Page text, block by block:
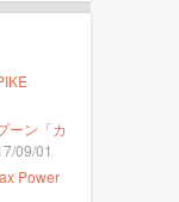
ーン「カ
09/01
Power